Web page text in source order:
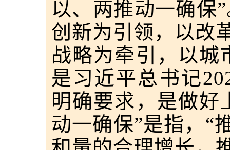
以、两推动一确保
创新为引领，以改
战略为牵引，以城
是习近平总书记
明确要求，是做好
动一确保”是指，“